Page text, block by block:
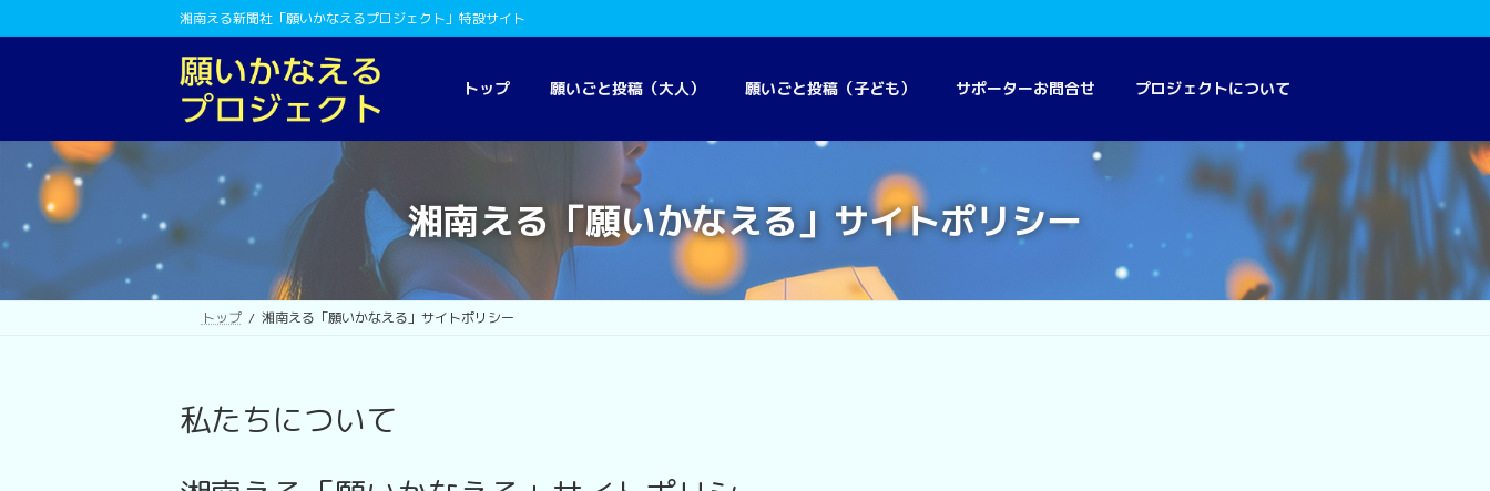
ン
へ
プ
ビ
ョ
動
湘南える新聞社「願いかなえるプロジェクト」特設サイト
トップ 願いごと投稿（大人） 願いごと投稿（子ども） サポーターお問合せ プロジェクトについて
湘南える「願いかなえる」サイトポリシー
トップ 湘南える「願いかなえる」サイトポリシー
私たちについて